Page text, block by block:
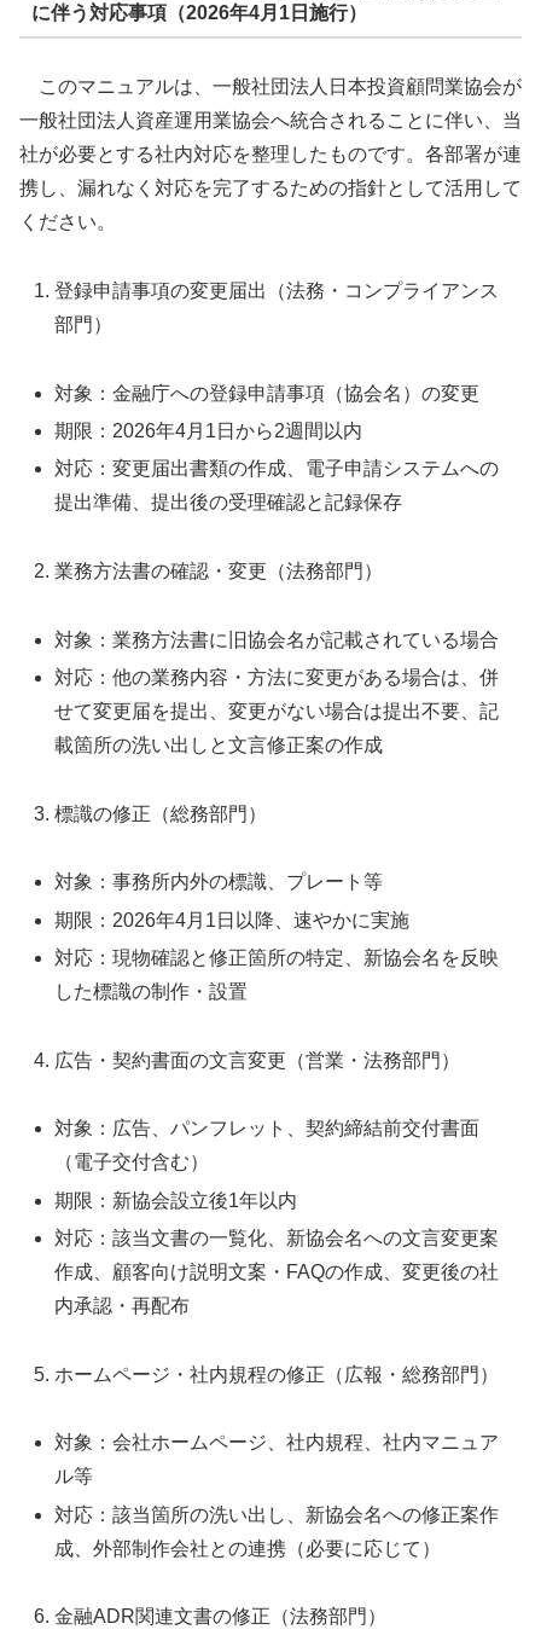
に伴う対応事項（2026年4月1日施行）
このマニュアルは、一般社団法人日本投資顧問業協会が
一般社団法人資産運用業協会へ統合されることに伴い、当
社が必要とする社内対応を整理したものです。各部署が連
携し、漏れなく対応を完了するための指針として活用して
ください。
登録申請事項の変更届出（法務・コンプライアンス
部門）
対象：金融庁への登録申請事項（協会名）の変更
期限：2026年4月1日から2週間以内
対応：変更届出書類の作成、電子申請システムへの
提出準備、提出後の受理確認と記録保存
業務方法書の確認・変更（法務部門）
対象：業務方法書に旧協会名が記載されている場合
対応：他の業務内容・方法に変更がある場合は、併
せて変更届を提出、変更がない場合は提出不要、記
載箇所の洗い出しと文言修正案の作成
標識の修正（総務部門）
対象：事務所内外の標識、プレート等
期限：2026年4月1日以降、速やかに実施
対応：現物確認と修正箇所の特定、新協会名を反映
した標識の制作・設置
広告・契約書面の文言変更（営業・法務部門）
対象：広告、パンフレット、契約締結前交付書面
（電子交付含む）
期限：新協会設立後1年以内
対応：該当文書の一覧化、新協会名への文言変更案
作成、顧客向け説明文案・FAQの作成、変更後の社
内承認・再配布
ホームページ・社内規程の修正（広報・総務部門）
対象：会社ホームページ、社内規程、社内マニュア
ル等
対応：該当箇所の洗い出し、新協会名への修正案作
成、外部制作会社との連携（必要に応じて）
金融ADR関連文書の修正（法務部門）